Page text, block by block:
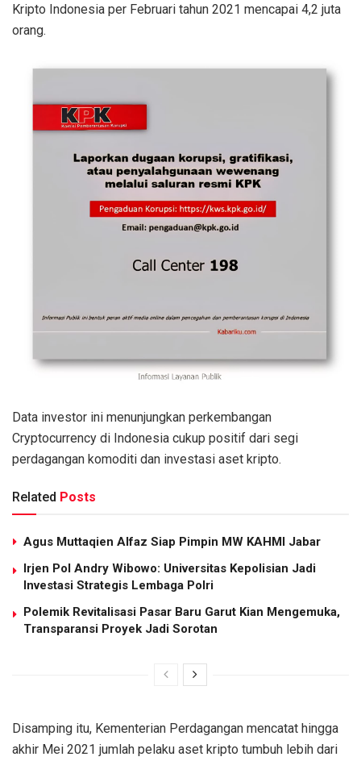
Kripto Indonesia per Februari tahun 2021 mencapai 4,2 juta
orang.
Data investor ini menunjungkan perkembangan
Cryptocurrency di Indonesia cukup positif dari segi
perdagangan komoditi dan investasi aset kripto.
Related Posts
Agus Muttaqien Alfaz Siap Pimpin MW KAHMI Jabar
Irjen Pol Andry Wibowo: Universitas Kepolisian Jadi
Investasi Strategis Lembaga Polri
Polemik Revitalisasi Pasar Baru Garut Kian Mengemuka,
Transparansi Proyek Jadi Sorotan
Disamping itu, Kementerian Perdagangan mencatat hingga
akhir Mei 2021 jumlah pelaku aset kripto tumbuh lebih dari